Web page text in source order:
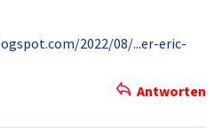
2022­/08/...er-­eric-
Antworten